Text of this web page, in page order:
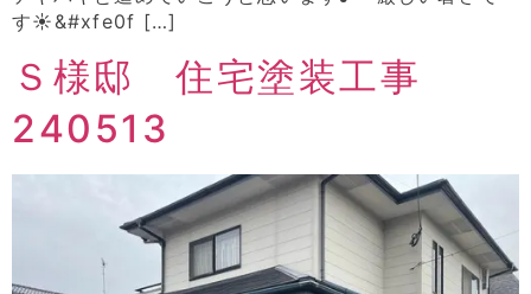
す☀&#xfe0f […]
Ｓ様邸 住宅塗装工事
240513